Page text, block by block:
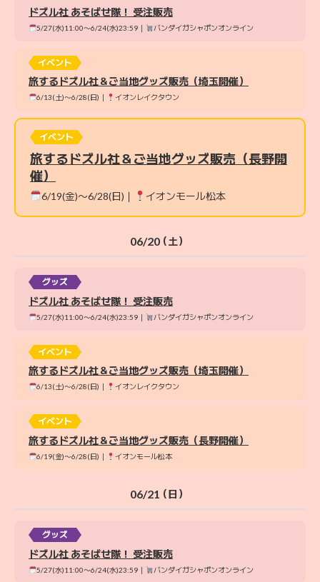
ドズル社 あそばせ隊！ 受注販売
5/27(水)11:00〜6/24(水)23:59｜ バンダイガシャポンオンライン
イベント
旅するドズル社＆ご当地グッズ販売（埼玉開催）
6/13(土)〜6/28(日)｜ イオンレイクタウン
イベント
旅するドズル社＆ご当地グッズ販売（長野開
催）
6/19(金)〜6/28(日)｜ イオンモール松本
06/20（土）
グッズ
ドズル社 あそばせ隊！ 受注販売
5/27(水)11:00〜6/24(水)23:59｜ バンダイガシャポンオンライン
イベント
旅するドズル社＆ご当地グッズ販売（埼玉開催）
6/13(土)〜6/28(日)｜ イオンレイクタウン
イベント
旅するドズル社＆ご当地グッズ販売（長野開催）
6/19(金)〜6/28(日)｜ イオンモール松本
06/21 （日）
グッズ
ドズル社 あそばせ隊！ 受注販売
5/27(水)11:00〜6/24(水)23:59｜ バンダイガシャポンオンライン